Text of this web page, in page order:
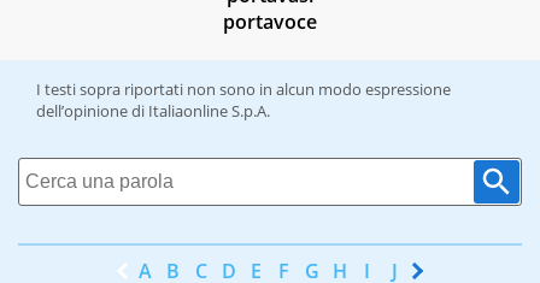
portavoce
I testi sopra riportati non sono in alcun modo espressione
dell’opinione di Italiaonline S.p.A.
A B C D E F G H I J K